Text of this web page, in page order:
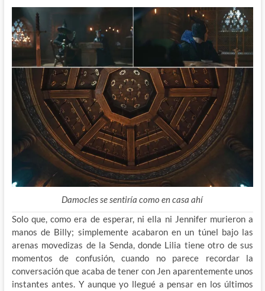
Damocles se sentiría como en casa ahí
Solo que, como era de esperar, ni ella ni Jennifer murieron a
manos de Billy; simplemente acabaron en un túnel bajo las
arenas movedizas de la Senda, donde Lilia tiene otro de sus
momentos de confusión, cuando no parece recordar la
conversación que acaba de tener con Jen aparentemente unos
instantes antes. Y aunque yo llegué a pensar en los últimos